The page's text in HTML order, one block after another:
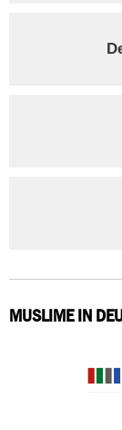
MUSLIME IN